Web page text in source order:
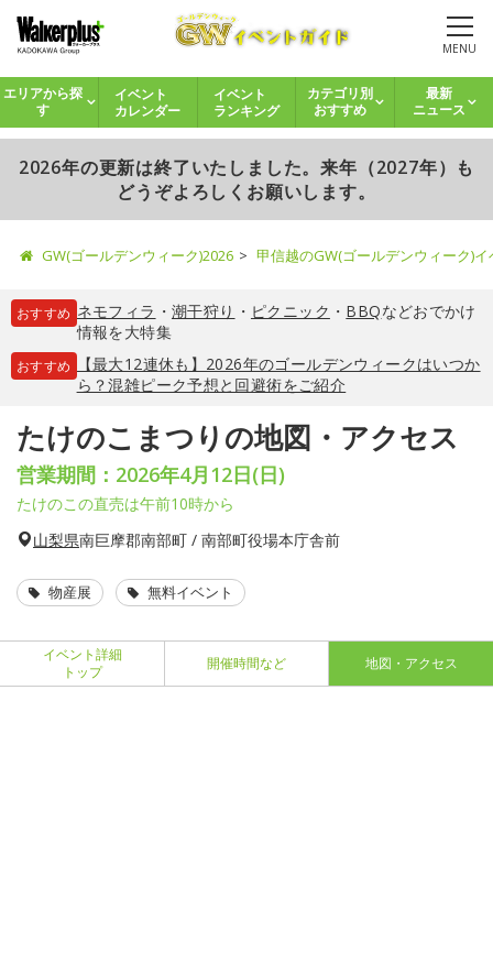
MENU
エリアから探
す
イベント
カレンダー
イベント
ランキング
カテゴリ別
おすすめ
最新
ニュース
2026年の更新は終了いたしました。来年（2027年）も
どうぞよろしくお願いします。
GW(ゴールデンウィーク)2026 甲信越のGW(ゴールデンウィーク)
おすすめ ネモフィラ ・ 潮干狩り ・ ピクニック ・ BBQなどおでかけ
情報を大特集
おすすめ
【最大12連休も】2026年のゴールデンウィークはいつか
ら？混雑ピーク予想と回避術をご紹介
たけのこまつりの地図・アクセス
営業期間：2026年4月12日(日)
たけのこの直売は午前10時から
山梨県南巨摩郡南部町 / 南部町役場本庁舎前
物産展 無料イベント
イベント詳細
トップ
開催時間など 地図・アクセス